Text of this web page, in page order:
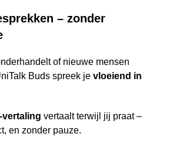
– zonder
of nieuwe mensen
Buds spreek jevloeiend in
vertaling vertaalt terwijl jij praat –
en zonder pauze.